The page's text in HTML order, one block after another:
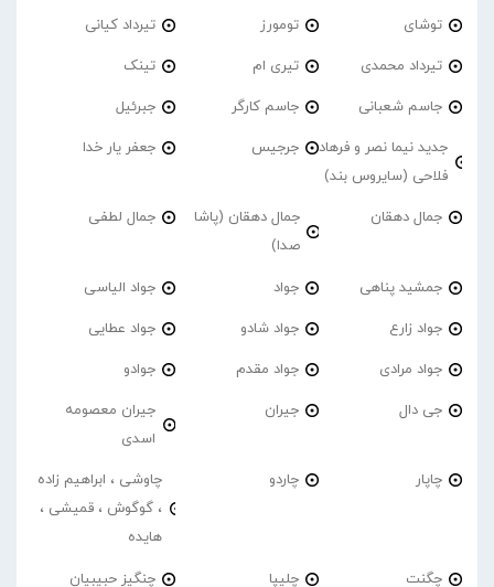
توشای تومورز تیرداد کیانی
تیرداد محمدی تیری ام تینک
جاسم شعبانی جاسم کارگر جبرئیل
جدید نیما نصر و فرهاد
فلاحی (سایروس بند)
جرجیس جعفر یار خدا
جمال دهقان
جمال دهقان (پاشا
صدا)
جمال لطفی
جمشید پناهی جواد جواد الیاسی
جواد زارع جواد شادو جواد عطایی
جواد مرادی جواد مقدم جوادو
جی دال جیران
جیران معصومه
اسدی
چاپار چاردو
چاوشی ، ابراهیم زاده
، گوگوش ، قمیشی ،
هایده
چگنت چلیپا چنگیز حبیبیان